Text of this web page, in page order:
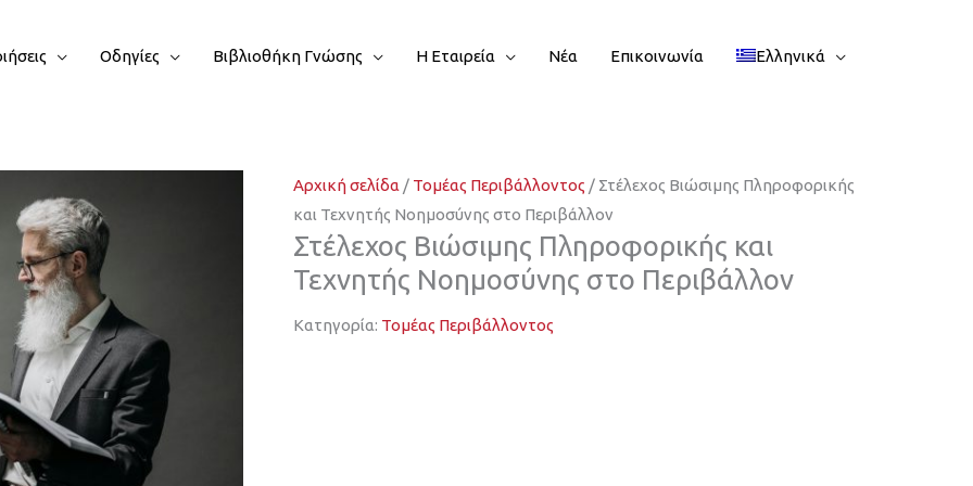
Οδηγίες Βιβλιοθήκη Γνώσης Η Εταιρεία Νέα Επικοινωνία Ελληνικά
Αρχική σελίδα / Τομέας Περιβάλλοντος / Στέλεχος Βιώσιμης Πληροφορικής
και Τεχνητής Νοημοσύνης στο Περιβάλλον
Στέλεχος Βιώσιμης Πληροφορικής και
Τεχνητής Νοημοσύνης στο Περιβάλλον
Κατηγορία: Τομέας Περιβάλλοντος